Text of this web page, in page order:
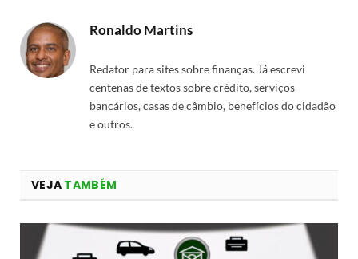
Ronaldo Martins
Redator para sites sobre finanças. Já escrevi
centenas de textos sobre crédito, serviços
bancários, casas de câmbio, benefícios do cidadão
e outros.
VEJA TAMBÉM